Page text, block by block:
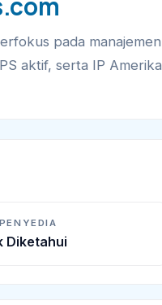
pada manajemen
aktif, serta IP Amerika
Diketahui